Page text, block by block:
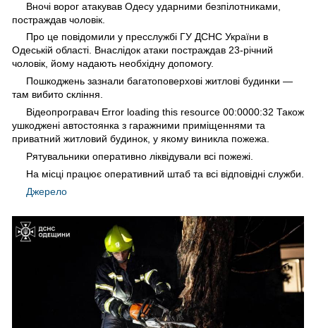
Вночі ворог атакував Одесу ударними безпілотниками,
постраждав чоловік.
Про це повідомили у пресслужбі ГУ ДСНС України в
Одеській області. Внаслідок атаки постраждав 23-річний
чоловік, йому надають необхідну допомогу.
Пошкоджень зазнали багатоповерхові житлові будинки —
там вибито скління.
Відеопрогравач Error loading this resource 00:0000:32 Також
ушкоджені автостоянка з гаражними приміщеннями та
приватний житловий будинок, у якому виникла пожежа.
Рятувальники оперативно ліквідували всі пожежі.
На місці працює оперативний штаб та всі відповідні служби.
Джерело